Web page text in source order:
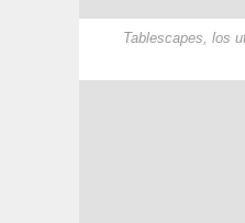
Tablescapes, los